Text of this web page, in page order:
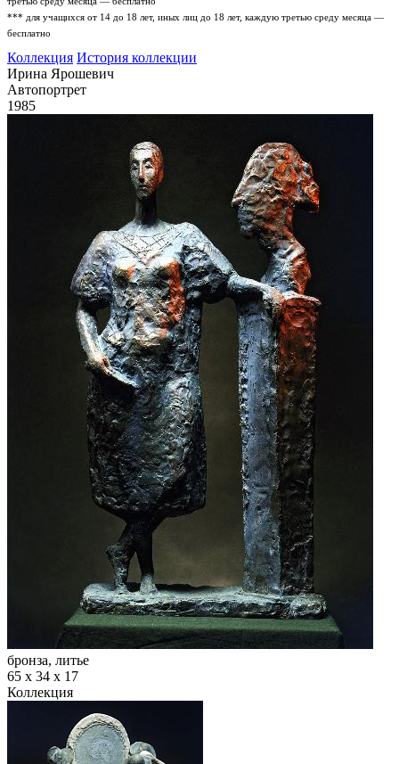
*** для учащихся от 14 до 18 лет, иных лиц до 18 лет, каждую третью среду месяца —
бесплатно
Коллекция История коллекции
Ирина Ярошевич
Автопортрет
1985
бронза, литье
65 х 34 х 17
Коллекция